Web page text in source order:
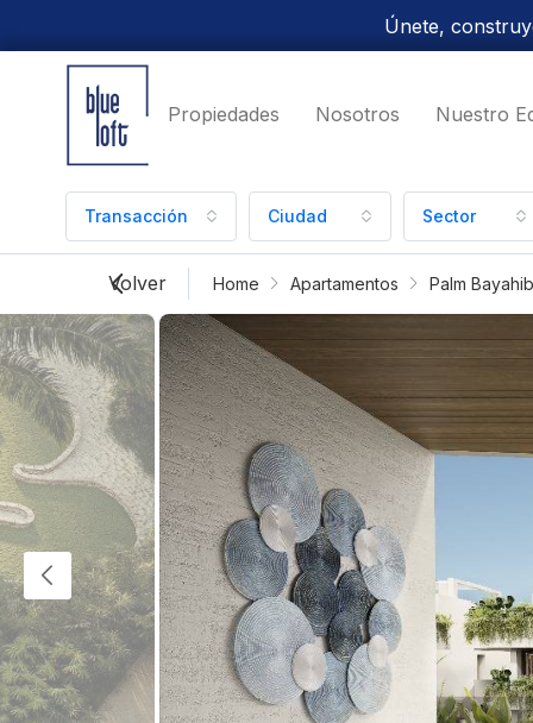
Únete,
Propiedades Nosotros Nuestro
Transacción Ciudad Sector
Volver Home Apartamentos Palm